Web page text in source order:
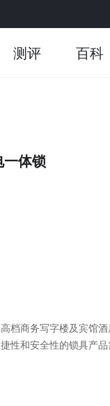
测评 百科
体锁
档商务写字楼及宾馆酒
性和安全性的锁具产
应用锁具产品。
造低 智联航空：无
输行业创新